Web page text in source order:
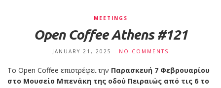
MEETINGS
Open Coffee Athens #121
JANUARY 21, 2025 NO COMMENTS
Το Open Coffee επιστρέφει την Παρασκευή 7 Φεβρουαρίου
στο Μουσείο Μπενάκη της οδού Πειραιώς από τις 6 το